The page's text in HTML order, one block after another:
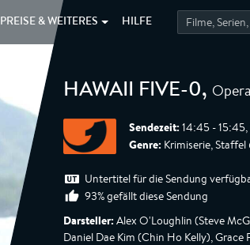
PREISE & WEITERES HILFE
HAWAII FIVE-0,
Sendezeit: 14:45 -
Genre: Krimiserie, Staffel
Untertitel für die Sendung
93% gefällt diese Sendung
Darsteller: Alex O'Loughlin (Steve
Daniel Dae Kim (Chin Ho Kelly),